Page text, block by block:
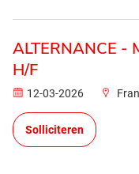
ALTERNANCE -
H/F
12-03-2026
Solliciteren